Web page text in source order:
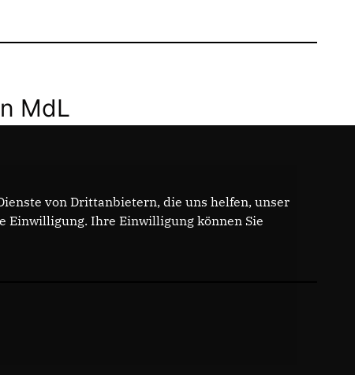
MdL
von Drittanbietern, die uns helfen, unser
Einwilligung. Ihre Einwilligung können Sie